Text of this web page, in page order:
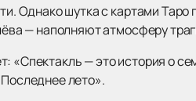
Однако шутка с картами
— наполняют атмосферу
— это история о
лето».